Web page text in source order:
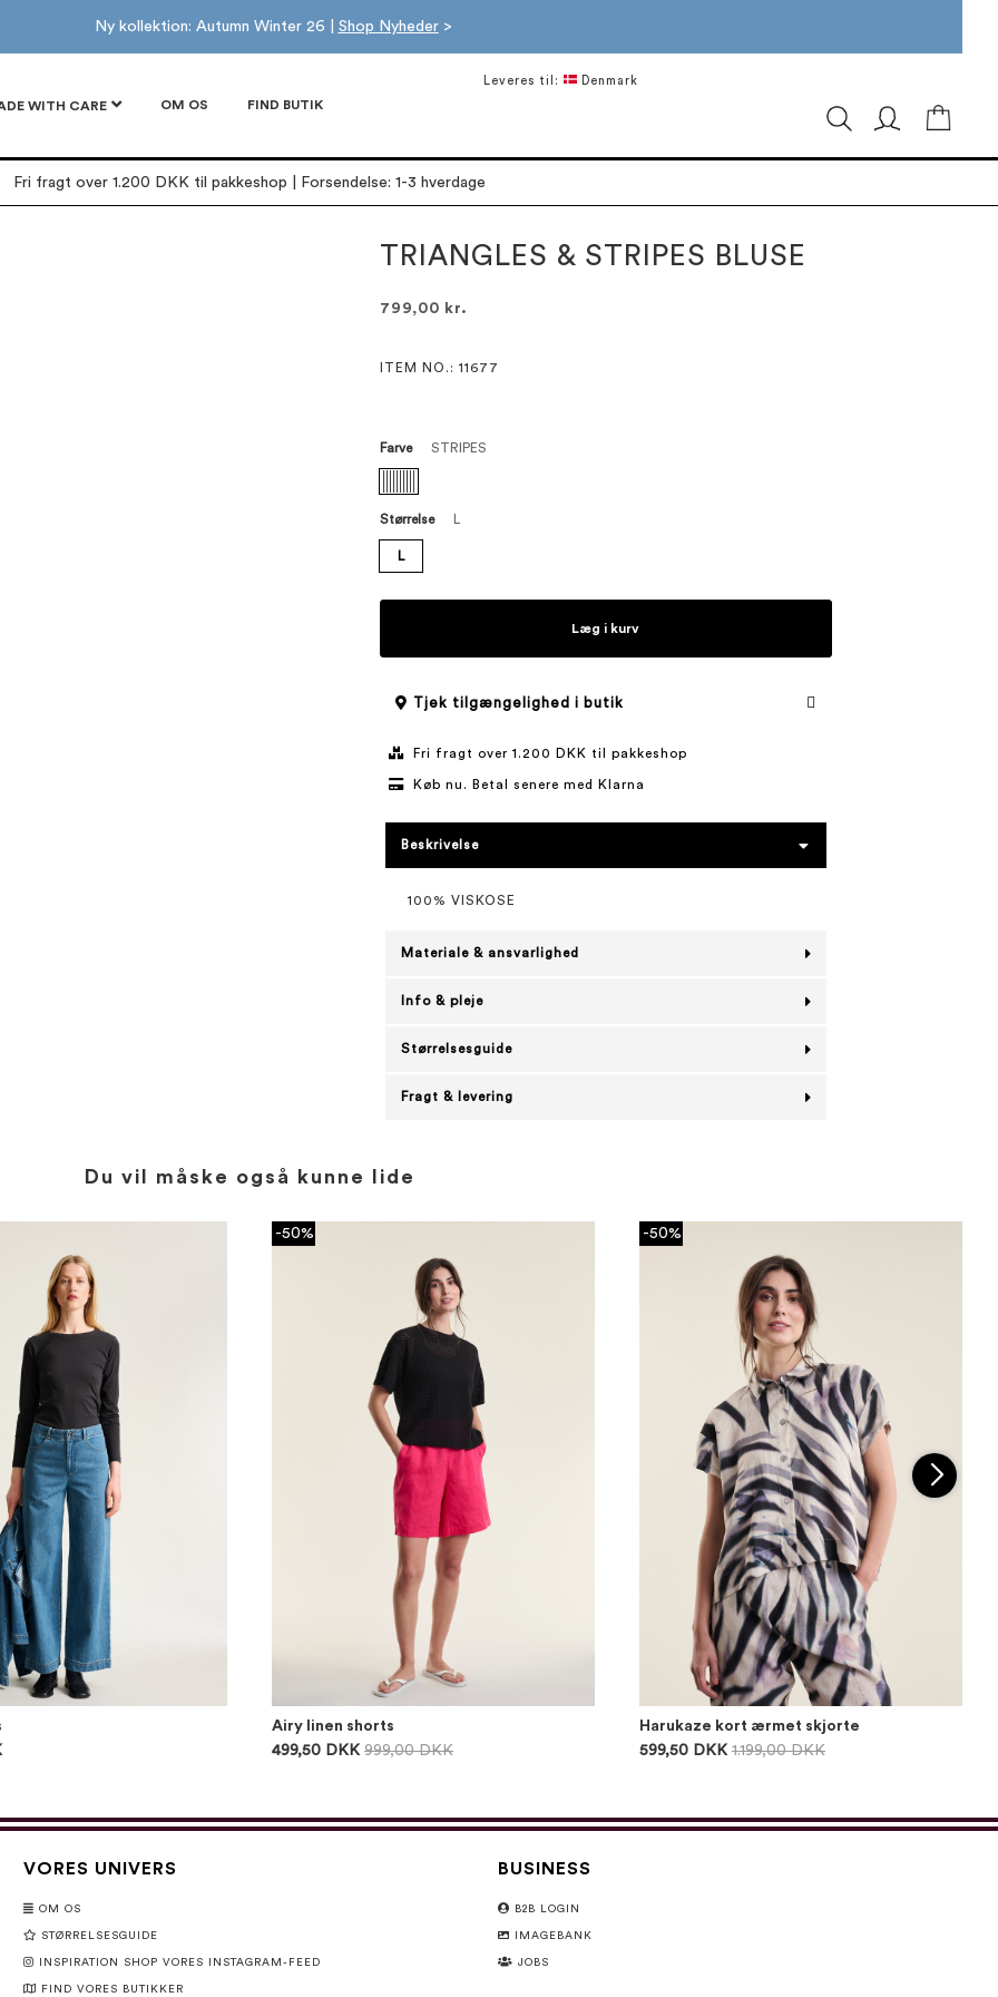
Ny kollektion: Autumn Winter 26 | Shop Nyheder>
WITH CARE OM OS FIND BUTIK
Leveres til: Denmark
Fri fragt over 1.200 DKK til pakkeshop | Forsendelse: 1-3 hverdage
TRIANGLES & STRIPES BLUSE
799,00 kr.
ITEM NO. : 11677
Farve STRIPES
Størrelse
L
Læg i kurv
Tjek tilgængelighed i butik
Fri fragt over 1.200 DKK til pakkeshop
Køb nu. Betal senere med Klarna
Beskrivelse
100% VISKOSE
Materiale & ansvarlighed
Info & pleje
Størrelsesguide
Fragt & levering
Du vil måske også kunne lide
-50%
Airy linen shorts
499,50 DKK 999,00 DKK
-50%
Harukaze kort ærmet skjorte
599,50 DKK 1.199,00 DKK
VORES UNIVERS
OM OS
STØRRELSESGUIDE
INSPIRATION SHOP VORES INSTAGRAM-FEED
FIND VORES BUTIKKER
BUSINESS
B2B LOGIN
IMAGEBANK
JOBS